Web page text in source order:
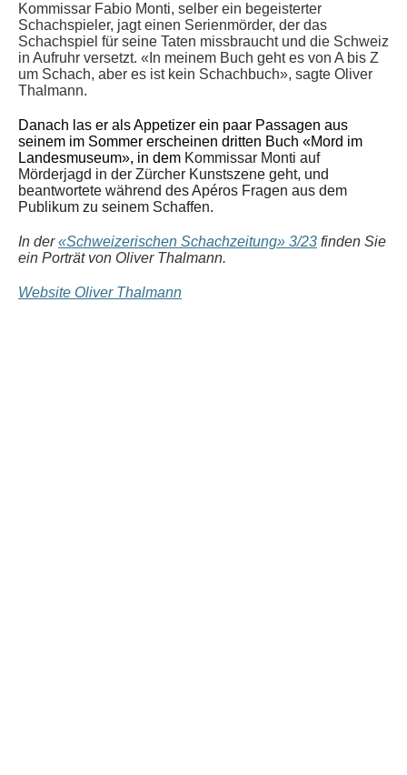
Kommissar Fabio Monti, selber ein begeisterter
Schachspieler, jagt einen Serienmörder, der das
Schachspiel für seine Taten missbraucht und die Schweiz
in Aufruhr versetzt. «In meinem Buch geht es von A bis Z
um Schach, aber es ist kein Schachbuch», sagte Oliver
Thalmann.
Danach las er als Appetizer ein paar Passagen aus
seinem im Sommer erscheinen dritten Buch «Mord im
Landesmuseum», in dem Kommissar Monti auf
Mörderjagd in der Zürcher Kunstszene geht, und
beantwortete während des Apéros Fragen aus dem
Publikum zu seinem Schaffen.
In der«Schweizerischen Schachzeitung» 3/23 finden Sie
ein Porträt von Oliver Thalmann.
Website Oliver Thalmann